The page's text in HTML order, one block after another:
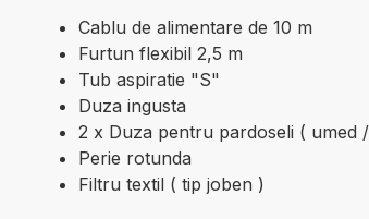
Cablu de alimentare de 10 m
Furtun flexibil 2,5 m
Tub aspiratie "S"
Duza ingusta
2 x Duza pentru pardoseli ( umed
Perie rotunda
Filtru textil ( tip joben )